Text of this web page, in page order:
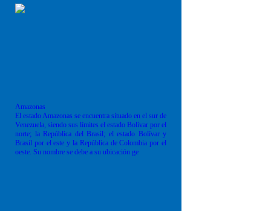
Amazonas
El estado Amazonas se encuentra situado en el sur de
Venezuela, siendo sus límites el estado Bolívar por el
norte; la República del Brasil; el estado Bolívar y
Brasil por el este y la República de Colombia por el
oeste. Su nombre se debe a su ubicación ge